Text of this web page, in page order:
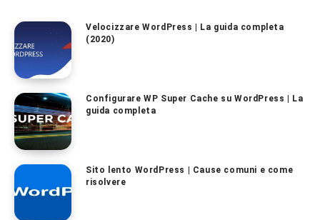
Velocizzare WordPress | La guida completa
(2020)
Configurare WP Super Cache su WordPress | La
guida completa
Sito lento WordPress | Cause comuni e come
risolvere